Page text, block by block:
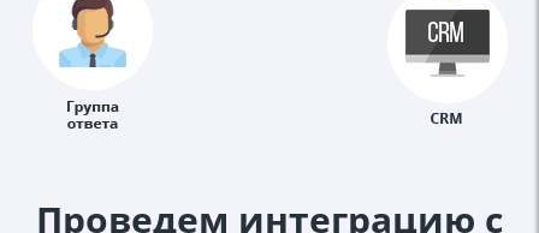
Проведем интеграцию с